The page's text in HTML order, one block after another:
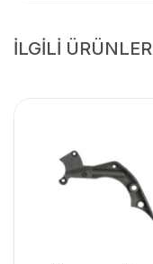
İLGİLİ ÜRÜNLER